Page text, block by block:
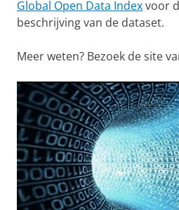
Global Open Data Indexvoor
beschrijving van de dataset.
Meer weten? Bezoek de site